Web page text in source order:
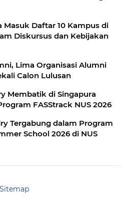
Masuk Daftar 10 Kampus di
Diskursus dan Kebijakan
Lima Organisasi Alumni
Calon Lulusan
Membatik di Singapura
FASStrack NUS 2026
Tergabung dalam Program
School 2026 di NUS
Sitemap